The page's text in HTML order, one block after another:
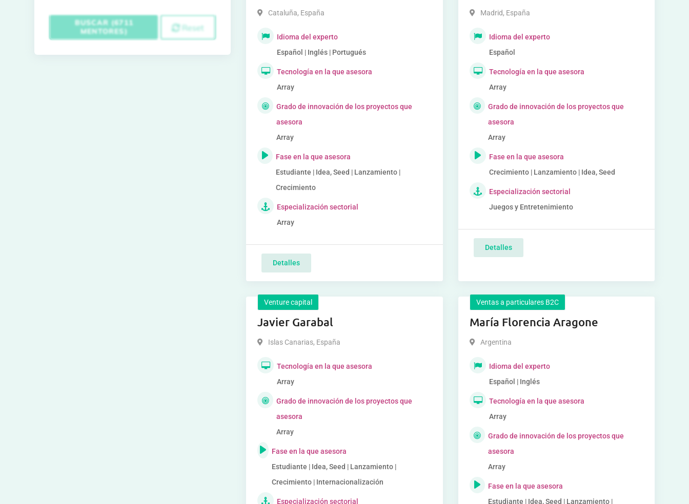
Cataluña, España
Idioma del experto
Español | Inglés | Portugués
Tecnología en la que asesora
Array
Grado de innovación de los proyectos que
asesora
Array
Fase en la que asesora
Estudiante | Idea, Seed | Lanzamiento |
Crecimiento
Especialización sectorial
Array
Detalles
Madrid, España
Idioma del experto
Español
Tecnología en la que asesora
Array
Grado de innovación de los proyectos que
asesora
Array
Fase en la que asesora
Crecimiento | Lanzamiento | Idea, Seed
Especialización sectorial
Juegos y Entretenimiento
Detalles
Venture capital
Javier Garabal
Islas Canarias, España
Tecnología en la que asesora
Array
Grado de innovación de los proyectos que
asesora
Array
Fase en la que asesora
Estudiante | Idea, Seed | Lanzamiento |
Crecimiento | Internacionalización
Especialización sectorial
Ventas a particulares B2C
María Florencia Aragone
Argentina
Idioma del experto
Español | Inglés
Tecnología en la que asesora
Array
Grado de innovación de los proyectos que
asesora
Array
Fase en la que asesora
Estudiante | Idea, Seed | Lanzamiento |
BUSCAR (6711
MENTORES)
Reset